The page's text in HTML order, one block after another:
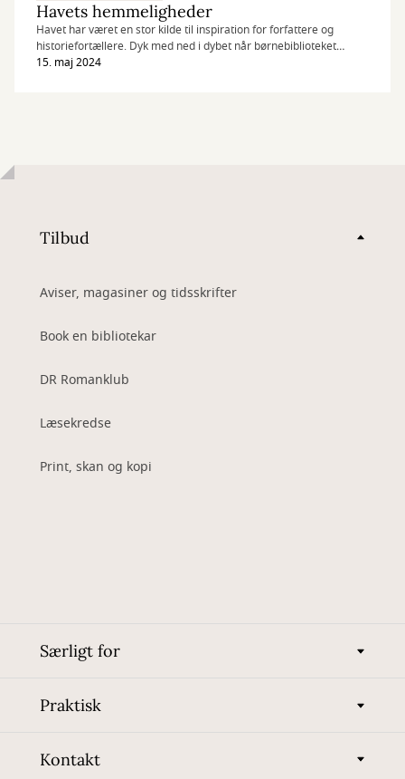
Havets hemmeligheder
Havet har været en stor kilde til inspiration for forfattere og
historiefortællere. Dyk med ned i dybet når børnebiblioteket
sætter fokus på havets hemmeligheder i både fiktion og fakta.
15. maj 2024
Tilbud
Aviser, magasiner og tidsskrifter
Book en bibliotekar
DR Romanklub
Læsekredse
Print, skan og kopi
Særligt for
Praktisk
Kontakt